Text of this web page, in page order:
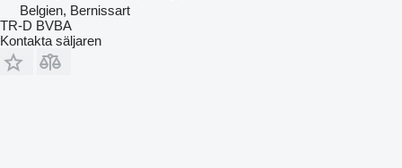
Belgien, Bernissart
TR-D BVBA
Kontakta säljaren